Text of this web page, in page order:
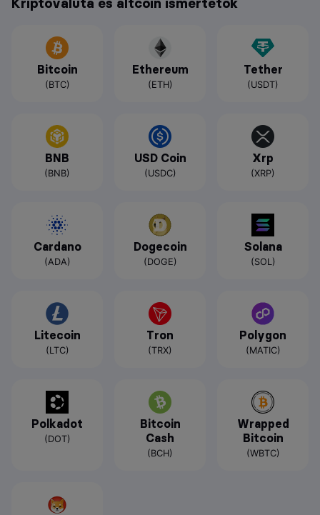
Bitcoin
(BTC)
Ethereum
(ETH)
Tether
(USDT)
BNB
(BNB)
USD Coin
(USDC)
Xrp
(XRP)
Cardano
(ADA)
Dogecoin
(DOGE)
Solana
(SOL)
Litecoin
(LTC)
Tron
(TRX)
Polygon
(MATIC)
Polkadot
(DOT)
Bitcoin
Cash
(BCH)
Wrapped
Bitcoin
(WBTC)